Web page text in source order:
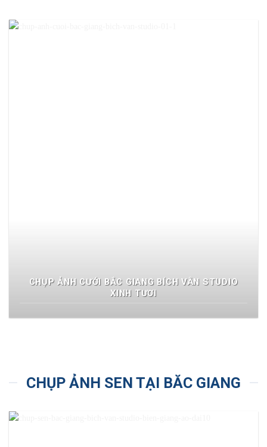
CHỤP ẢNH CƯỚI BẮC GIANG BÍCH VÂN STUDIO
XINH TƯƠI
CHỤP ẢNH SEN TẠI BĂC GIANG